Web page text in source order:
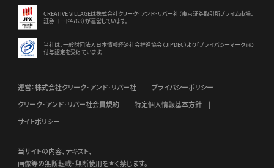
CREATIVE VILLAGEは株式会社クリーク･アンド･リバー社（東京証券取引所プライム市場、
証券コード4763）が運営しています。
当社は、一般財団法人日本情報経済社会推進協会（JIPDEC）より 「プライバシーマーク」の
付与認定を受けています。
運営：株式会社クリーク･アンド･リバー社
プライバシーポリシー
クリーク･アンド･リバー社会員規約
特定個人情報基本方針
サイトポリシー
当サイトの内容、テキスト、
画像等の無断転載・無断使用を固く禁じます。